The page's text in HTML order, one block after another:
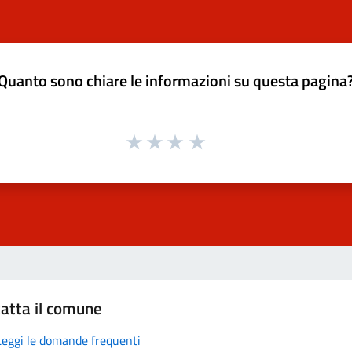
sono chiare le informazioni su questa
il comune
le domande frequenti